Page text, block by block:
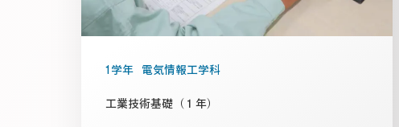
1学年 電気情報工学科
工業技術基礎（１年）